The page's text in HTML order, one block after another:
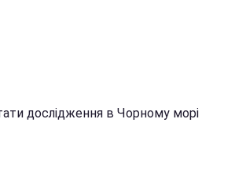
дослідження в Чорному морі